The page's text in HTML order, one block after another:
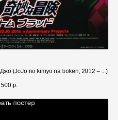
(JoJo no kimyo na boken, 2012 – ...)
500 р.
постер